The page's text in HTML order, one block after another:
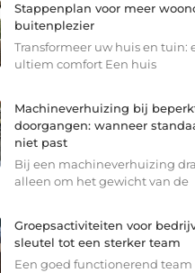
Stappenplan voor meer
buitenplezier
Transformeer uw huis en tuin:
ultiem comfort Een huis
Machineverhuizing bij
doorgangen: wanneer
niet past
Bij een machineverhuizing
alleen om het gewicht van de
Groepsactiviteiten voor
sleutel tot een sterker team
Een goed functionerend team